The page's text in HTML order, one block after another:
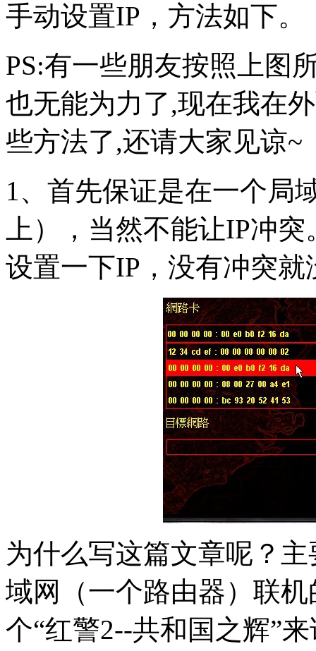
手动设置IP，方法如下。
PS:有一些朋友按照上图
也无能为力了,现在我在
些方法了,还请大家见谅~
1、首先保证是在一个局
上），当然不能让IP冲
设置一下IP，没有冲突就
为什么写这篇文章呢？
域网（一个路由器）联
个“红警2--共和国之辉”